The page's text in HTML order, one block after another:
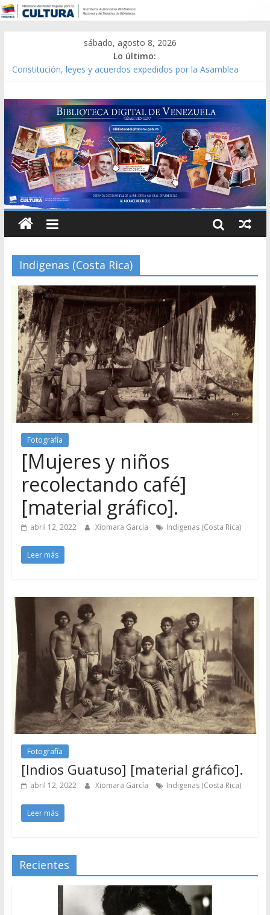
sábado, agosto 8, 2026
Lo último:
Constitución, leyes y acuerdos expedidos por la Asamblea
Modesta Bor Sánchez [material gráfico]
Gaceta Oficial de la República de Venezuela año CXXXIII Mes V,
Caracas 09 de marzo de 2006 N° 38.394
Catálogo temático de obras de Modesta Bor
Indigenas (Costa Rica)
Fotografía
[Mujeres y niños
recolectando café]
[material gráfico].
abril 12, 2022 Xiomara García Indigenas (Costa Rica)
Leer más
Fotografía
[Indios Guatuso] [material gráfico].
abril 12, 2022 Xiomara García Indigenas (Costa Rica)
Leer más
Recientes